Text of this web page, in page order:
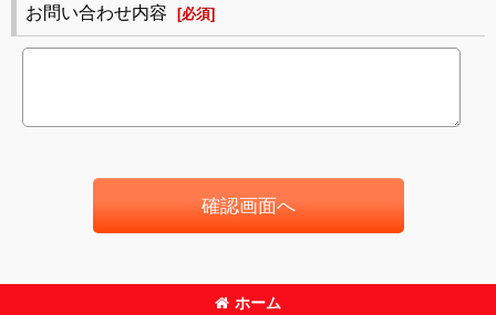
お問い合わせ内容 [必須]
確認画面へ
ホーム